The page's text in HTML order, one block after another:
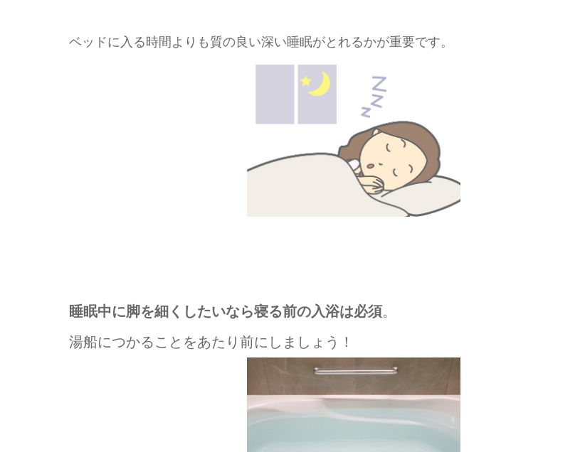
ベッドに入る時間よりも質の良い深い睡眠がとれるかが重要です。
睡眠中に脚を細くしたいなら寝る前の入浴は必須。
湯船につかることをあたり前にしましょう！